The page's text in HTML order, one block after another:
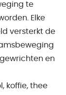
te
Elke
versterkt de
en
koffie, thee